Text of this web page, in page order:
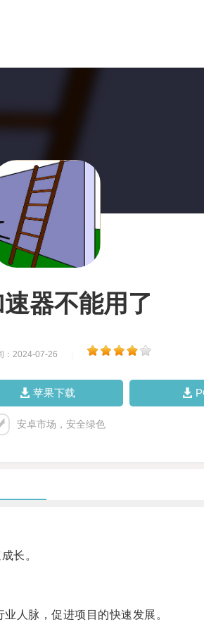
器不能用了
：2024-07-26
苹果下载
安卓市场，安全绿色
长。
人脉，促进项目的快速发展。